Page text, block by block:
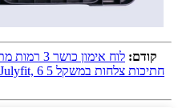
קודם: לוח אימון כושר 3 רמות מתכוונן פלטפורמת צעדים אירוביים